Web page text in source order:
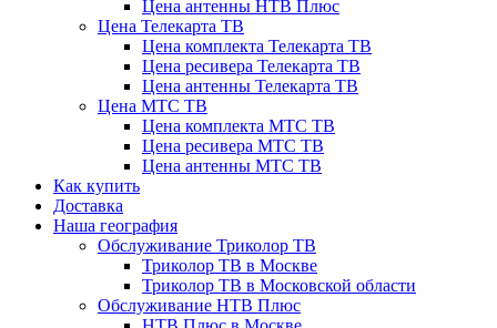
Цена антенны НТВ Плюс
Цена Телекарта ТВ
Цена комплекта Телекарта ТВ
Цена ресивера Телекарта ТВ
Цена антенны Телекарта ТВ
Цена МТС ТВ
Цена комплекта МТС ТВ
Цена ресивера МТС ТВ
Цена антенны МТС ТВ
Как купить
Доставка
Наша география
Обслуживание Триколор ТВ
Триколор ТВ в Москве
Триколор ТВ в Московской области
Обслуживание НТВ Плюс